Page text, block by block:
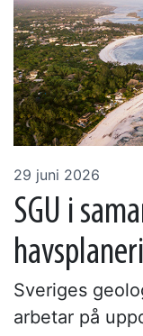
29 juni 2026
SGU i
Sveriges
arbetar på